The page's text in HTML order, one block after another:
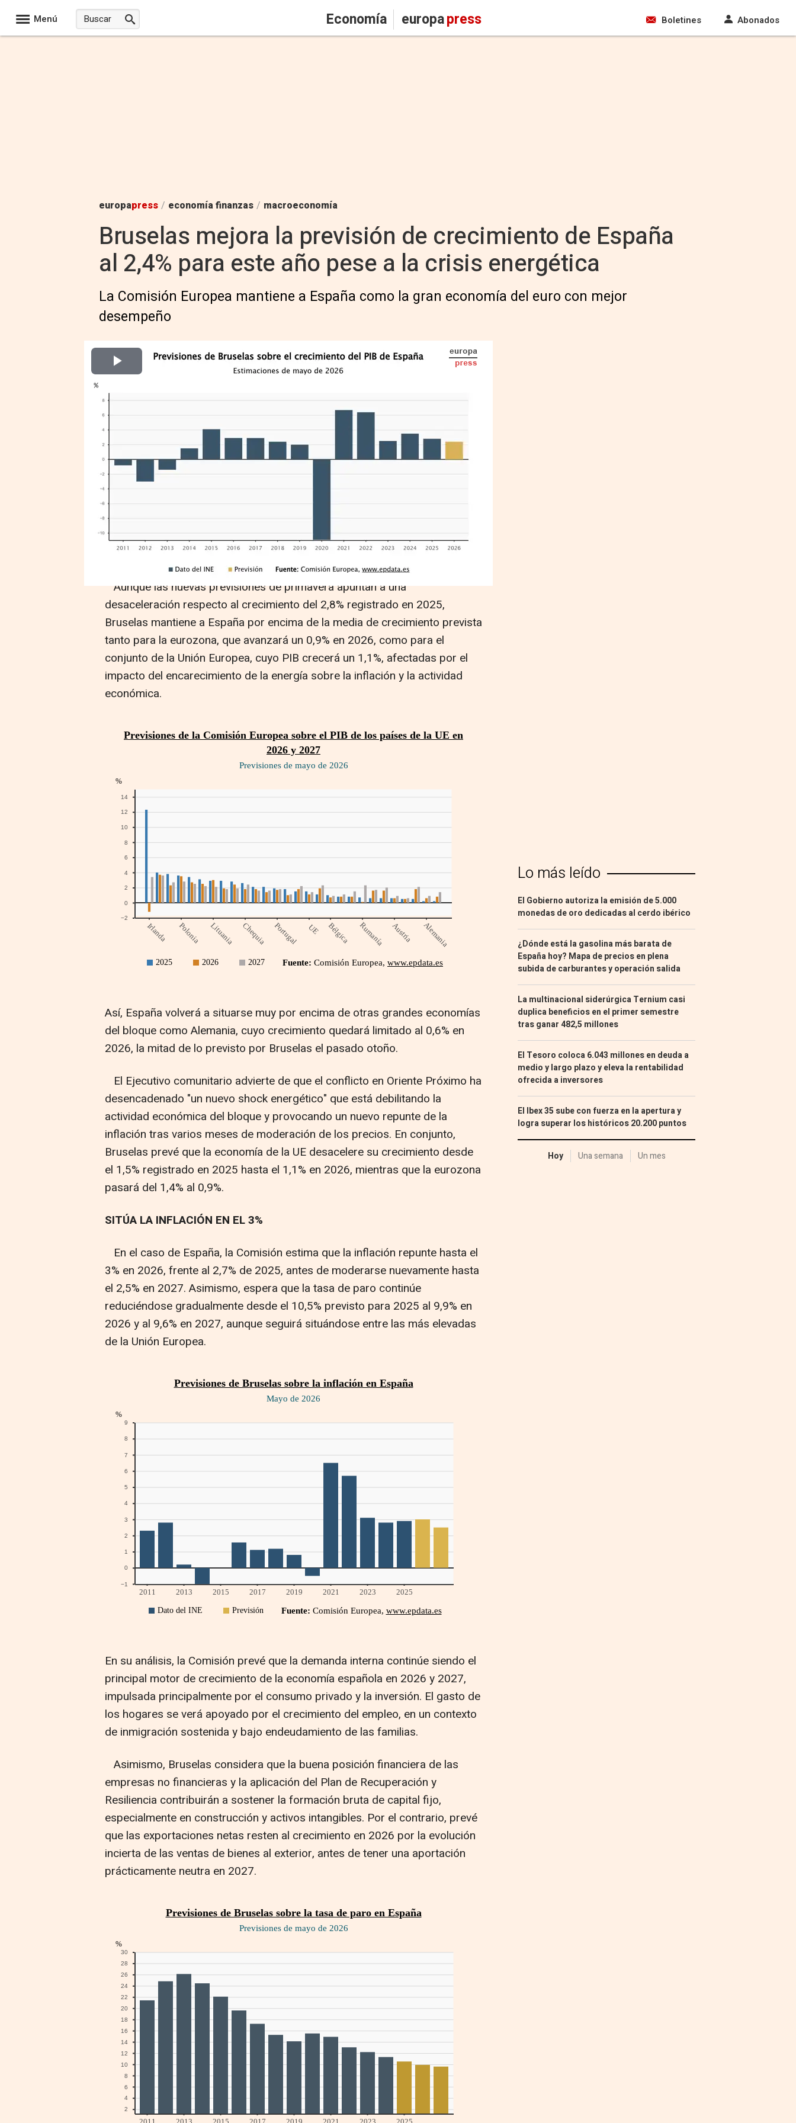
Menú Economía europapress Boletines Abonados
europapress / economía finanzas / macroeconomía
Bruselas mejora la previsión de crecimiento de España
al 2,4% para este año pese a la crisis energética
La Comisión Europea mantiene a España como la gran economía del euro con mejor
desempeño
Europa Press Economía Finanzas
La Comisión Europea ha mejorado ligeramente la previsión de crecimiento
de la economía española para 2026, pese al impacto del nuevo 'shock'
energético provocado por el conflicto en Oriente Próximo, y estima ahora
que el PIB crecerá un 2,4% este año, una décima más de lo previsto el
pasado otoño, lo que permitirá a España seguir siendo la gran economía
con mayor ritmo de expansión de la eurozona en un contexto de deterioro
generalizado de las perspectivas económicas europeas.
Aunque las nuevas previsiones de primavera apuntan a una
desaceleración respecto al crecimiento del 2,8% registrado en 2025,
Bruselas mantiene a España por encima de la media de crecimiento prevista
tanto para la eurozona, que avanzará un 0,9% en 2026, como para el
conjunto de la Unión Europea, cuyo PIB crecerá un 1,1%, afectadas por el
impacto del encarecimiento de la energía sobre la inflación y la actividad
económica.
Así, España volverá a situarse muy por encima de otras grandes economías
del bloque como Alemania, cuyo crecimiento quedará limitado al 0,6% en
2026, la mitad de lo previsto por Bruselas el pasado otoño.
El Ejecutivo comunitario advierte de que el conflicto en Oriente Próximo ha
desencadenado "un nuevo shock energético" que está debilitando la
actividad económica del bloque y provocando un nuevo repunte de la
inflación tras varios meses de moderación de los precios. En conjunto,
Bruselas prevé que la economía de la UE desacelere su crecimiento desde
el 1,5% registrado en 2025 hasta el 1,1% en 2026, mientras que la eurozona
pasará del 1,4% al 0,9%.
SITÚA LA INFLACIÓN EN EL 3%
En el caso de España, la Comisión estima que la inflación repunte hasta el
3% en 2026, frente al 2,7% de 2025, antes de moderarse nuevamente hasta
el 2,5% en 2027. Asimismo, espera que la tasa de paro continúe
reduciéndose gradualmente desde el 10,5% previsto para 2025 al 9,9% en
2026 y al 9,6% en 2027, aunque seguirá situándose entre las más elevadas
de la Unión Europea.
En su análisis, la Comisión prevé que la demanda interna continúe siendo el
principal motor de crecimiento de la economía española en 2026 y 2027,
impulsada principalmente por el consumo privado y la inversión. El gasto de
los hogares se verá apoyado por el crecimiento del empleo, en un contexto
de inmigración sostenida y bajo endeudamiento de las familias.
Asimismo, Bruselas considera que la buena posición financiera de las
empresas no financieras y la aplicación del Plan de Recuperación y
Resiliencia contribuirán a sostener la formación bruta de capital fijo,
especialmente en construcción y activos intangibles. Por el contrario, prevé
que las exportaciones netas resten al crecimiento en 2026 por la evolución
incierta de las ventas de bienes al exterior, antes de tener una aportación
prácticamente neutra en 2027.
Lo más leído
El Gobierno autoriza la emisión de 5.000
monedas de oro dedicadas al cerdo ibérico
¿Dónde está la gasolina más barata de
España hoy? Mapa de precios en plena
subida de carburantes y operación salida
La multinacional siderúrgica Ternium casi
duplica beneficios en el primer semestre
tras ganar 482,5 millones
El Tesoro coloca 6.043 millones en deuda a
medio y largo plazo y eleva la rentabilidad
ofrecida a inversores
El Ibex 35 sube con fuerza en la apertura y
logra superar los históricos 20.200 puntos
Hoy Una semana Un mes